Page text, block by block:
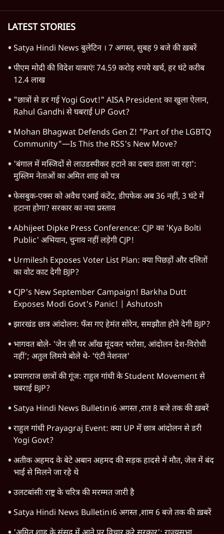
LATEST STORIES
Satya Hindi News बुलेटिन । 7 अगस्त, सुबह 9 बजे की ख़बरें
पीएम मोदी की विदेश यात्राएंः 74.59 करोड़ रुपये खर्च, हर घंटे करीब
12.4 लाख
"छात्रों से डर गई Yogi Govt!" AISA President का खुला ऐलान,
Rahul Gandhi से घबराई UP Govt?
Mohan Bhagwat Defends Gen Z! "Part of the LGBTQ
Community"—Is This the RSS's New Move?
'बंगाल में मस्जिदों से लाउडस्पीकर हटाने का दबाव डाला जा रहा':
मुस्लिम नेताओं का अमित शाह को पत्र
फेसबुक-एक्स को अवैध एआई कंटेंट, डीपफेक अब 36 नहीं, 3 घंटे में
हटाना होगा? सरकार का नया प्रस्ताव
Abhijeet Dipke Press Conference: CJP का 'Kya Bolti
Public' अभियान, चुनाव नहीं लड़ेगी CJP!
Urmilesh Exposes Voter List Plan: क्या पिछड़ों और दलितों
का वोट काट देगी BJP?
CJP's New September Campaign! Barkha Dutt
Exposes Modi Govt's Panic! | Ashutosh
झारखंड छात्र आंदोलन: फँस गए हेमंत सोरेन, समझौता होने देगी BJP?
भागवत बोले- 'जेन ज़ी पर आँख मूंदकर भरोसा, आंदोलन देश-विरोधी
नहीं'; अतुल लिमये बोले थे- 'एंटी नेशनल'
प्रयागराज छात्रों की गूंज: राहुल गांधी के Student Movement से
घबराई BJP?
Satya Hindi News Bulletin।6 अगस्त ,रात 8 बजे तक की ख़बरें
राहुल गांधी Prayagraj Event: क्या UP में छात्र आंदोलन से डरी
Yogi Govt?
अतीक अहमद के बेटे अबान अहमद की सड़क हादसे में मौत, जेल में बंद
भाई से मिलने जा रहे थे
उलटबांसीः राष्ट्र के चरित्र की मरम्मत जारी है
Satya Hindi News Bulletin।6 अगस्त ,शाम 6 बजे तक की ख़बरें